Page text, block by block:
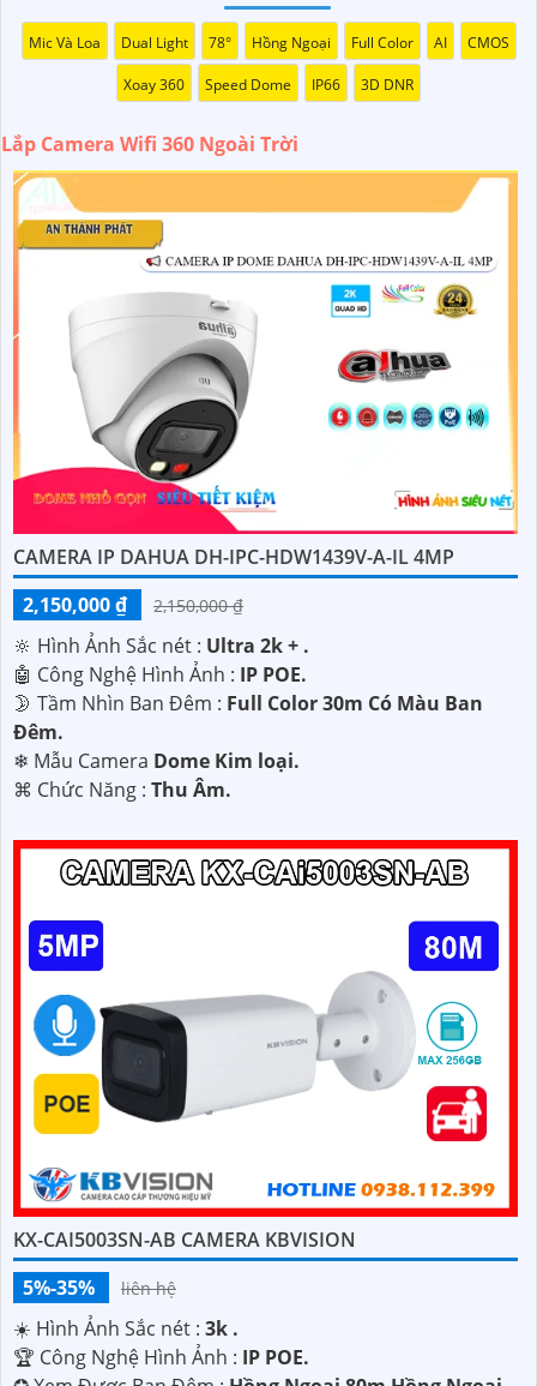
Mic Và Loa Dual Light 78° Hồng Ngoại Full Color AI CMOS
Xoay 360 Speed Dome IP66 3D DNR
Lắp Camera Wifi 360 Ngoài Trời
CAMERA IP DAHUA DH-IPC-HDW1439V-A-IL 4MP
2,150,000 ₫
2,150,000 ₫
🔆 Hình Ảnh Sắc nét : Ultra 2k + .
🤖️ Công Nghệ Hình Ảnh : IP POE.
🌛 Tầm Nhìn Ban Đêm : Full Color 30m Có Màu Ban
Ðêm.
❄ Mẫu Camera Dome Kim loại.
️⌘ Chức Năng : Thu Âm.
KX-CAI5003SN-AB CAMERA KBVISION
5%-35%
liên hệ
☀️ Hình Ảnh Sắc nét : 3k .
🏆 Công Nghệ Hình Ảnh : IP POE.